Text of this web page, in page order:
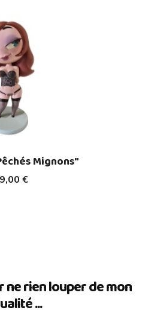
€
Mignons"
ne rien louper de mon
...